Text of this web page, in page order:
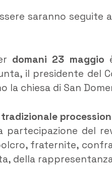
saranno seguite
domani 23 maggio
il presidente del
la chiesa di San
partecipazione del
fraternite,
della